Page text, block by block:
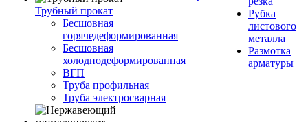
Трубный прокат
Бесшовная
горячедеформированная
Бесшовная
холоднодеформированная
ВГП
Труба профильная
Труба электросварная
Рубка
листового
металла
Размотка
арматуры